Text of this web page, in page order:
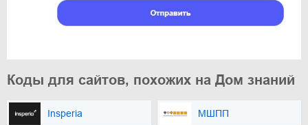
Коды для сайтов, похожих на Дом знаний
Insperia МШПП